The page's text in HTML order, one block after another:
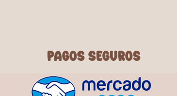
PAGOS SEGUROS